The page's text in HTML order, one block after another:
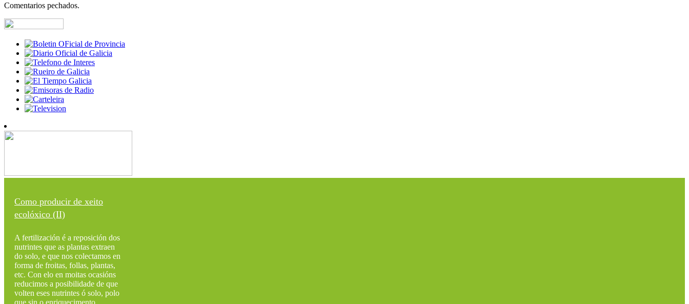
Comentarios pechados.
Como producir de xeito
ecolóxico (II)
A fertilización é a reposición dos
nutrintes que as plantas extraen
do solo, e que nos colectamos en
forma de froitas, follas, plantas,
etc. Con elo en moitas ocasións
reducimos a posibilidade de que
volten eses nutrintes ó solo, polo
que sin o enriquecimento